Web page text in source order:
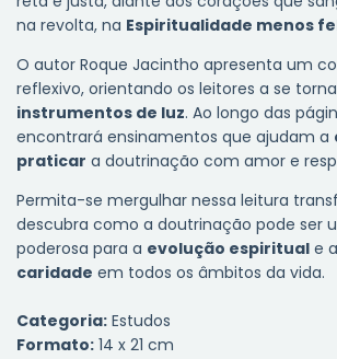
na revolta, na Espiritualidade menos
O autor Roque Jacintho apresenta um
reflexivo, orientando os leitores a se
instrumentos de luz. Ao longo das
encontrará ensinamentos que ajudam a
praticar a doutrinação com amor e
Permita-se mergulhar nessa leitura
descubra como a doutrinação pode ser
poderosa para a evolução espiritual e
caridade em todos os âmbitos da vida.
Categoria: Estudos
Formato: 14 x 21 cm